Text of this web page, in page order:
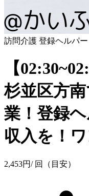
訪問介護 登録ヘルパー
【
杉並区方
業！登録
収入を！
2,453円/ 回（目安）